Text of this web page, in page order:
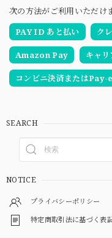
次の方法がご利用いただけま
PAY ID あと払い
ク
Amazon Pay キャ
コンビニ決済または
SEARCH
NOTICE
プライバシーポリシー
特定商取引法に基づく表